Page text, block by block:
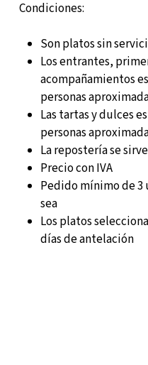
Condiciones:
Son platos sin
Los entrantes,
acompañamientos
personas
Las tartas y dulces
personas
La repostería se
Precio con IVA
Pedido mínimo de
sea
Los platos
días de antelación